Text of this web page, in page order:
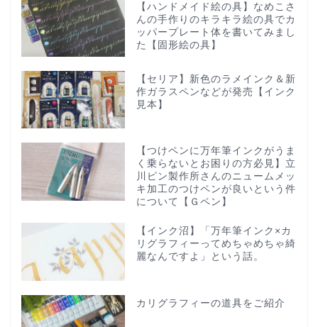
【ハンドメイド絵の具】なめこさ
んの手作りのキラキラ絵の具でカ
ッパープレート体を書いてみまし
た【固形絵の具】
【セリア】新色のラメインク＆新
作ガラスペンなどが発売【インク
見本】
【つけペンに万年筆インクがうま
く乗らないとお困りの方必見】立
川ピン製作所さんのニュームメッ
キ加工のつけペンが良いという件
について【Ｇペン】
【インク沼】「万年筆インク×カ
リグラフィーってめちゃめちゃ綺
麗なんですよ」という話。
カリグラフィーの道具をご紹介